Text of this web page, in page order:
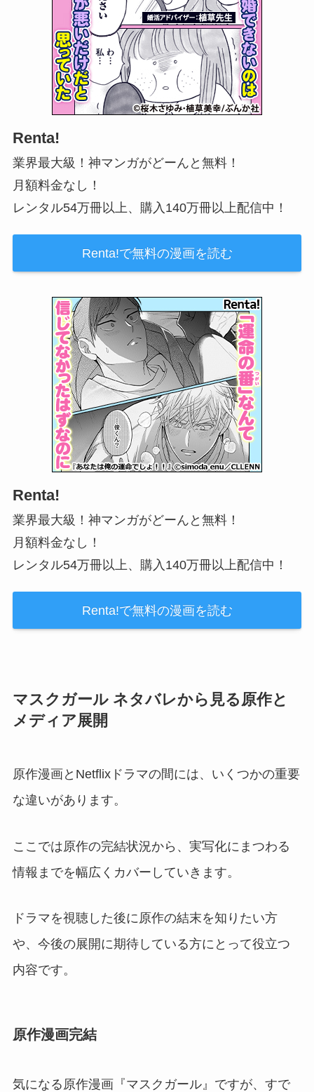
Renta!
業界最大級！神マンガがどーんと無料！
月額料金なし！
レンタル54万冊以上、購入140万冊以上配信中！
Renta!で無料の漫画を読む
Renta!
業界最大級！神マンガがどーんと無料！
月額料金なし！
レンタル54万冊以上、購入140万冊以上配信中！
Renta!で無料の漫画を読む
マスクガール ネタバレから見る原作と
メディア展開
原作漫画とNetflixドラマの間には、いくつかの重要
な違いがあります。
ここでは原作の完結状況から、実写化にまつわる
情報までを幅広くカバーしていきます。
ドラマを視聴した後に原作の結末を知りたい方
や、今後の展開に期待している方にとって役立つ
内容です。
原作漫画完結
気になる原作漫画『マスクガール』ですが、すで